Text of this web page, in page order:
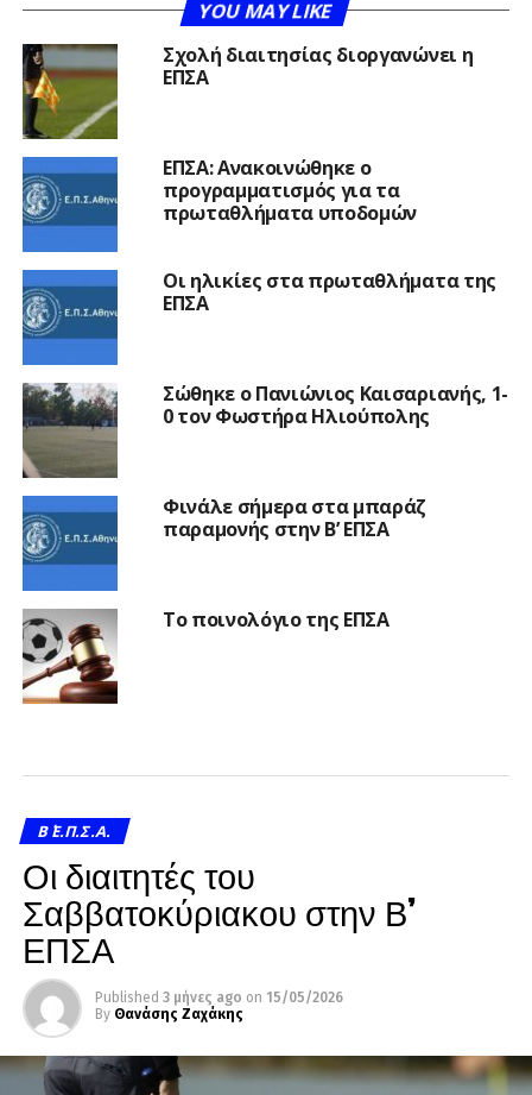
YOU MAY LIKE
Σχολή διαιτησίας διοργανώνει η
ΕΠΣΑ
ΕΠΣΑ: Ανακοινώθηκε ο
προγραμματισμός για τα
πρωταθλήματα υποδομών
Οι ηλικίες στα πρωταθλήματα της
ΕΠΣΑ
Σώθηκε ο Πανιώνιος Καισαριανής, 1-
0 τον Φωστήρα Ηλιούπολης
Φινάλε σήμερα στα μπαράζ
παραμονής στην Β’ ΕΠΣΑ
Το ποινολόγιο της ΕΠΣΑ
Β΄ Ε.Π.Σ.Α.
Οι διαιτητές του
Σαββατοκύριακου στην Β’
ΕΠΣΑ
Published 3 μήνες ago on 15/05/2026
By Θανάσης Ζαχάκης